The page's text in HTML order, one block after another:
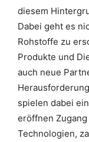
diesem
Dabei geht es
Rohstoffe zu
Produkte und
auch neue
spielen dabei
eröffnen
Technologien,